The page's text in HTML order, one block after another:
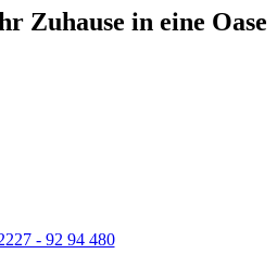
Zuhause in eine Oase
- 92 94 480